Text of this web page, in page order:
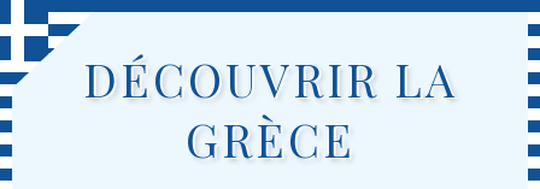
DÉCOUVRIR LA
GRÈCE